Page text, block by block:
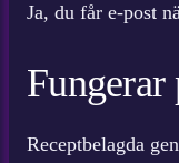
Ja, du får e-post
Receptbelagda